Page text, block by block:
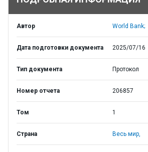
Автор World Bank;
Дата подготовки документа 2025/07/16
Тип документа Протокол
Номер отчета 206857
Том 1
Страна Весь мир,